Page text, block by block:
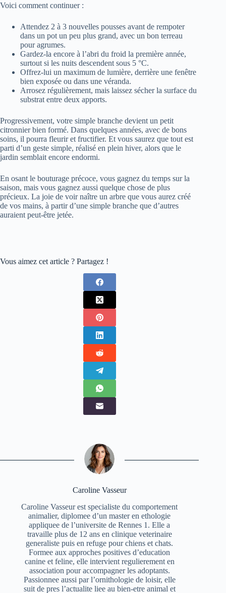
Voici comment continuer :
Attendez 2 à 3 nouvelles pousses avant de rempoter
dans un pot un peu plus grand, avec un bon terreau
pour agrumes.
Gardez-la encore à l’abri du froid la première année,
surtout si les nuits descendent sous 5 °C.
Offrez-lui un maximum de lumière, derrière une fenêtre
bien exposée ou dans une véranda.
Arrosez régulièrement, mais laissez sécher la surface du
substrat entre deux apports.
Progressivement, votre simple branche devient un petit
citronnier bien formé. Dans quelques années, avec de bons
soins, il pourra fleurir et fructifier. Et vous saurez que tout est
parti d’un geste simple, réalisé en plein hiver, alors que le
jardin semblait encore endormi.
En osant le bouturage précoce, vous gagnez du temps sur la
saison, mais vous gagnez aussi quelque chose de plus
précieux. La joie de voir naître un arbre que vous aurez créé
de vos mains, à partir d’une simple branche que d’autres
auraient peut-être jetée.
Vous aimez cet article ? Partagez !
Caroline Vasseur
Caroline Vasseur est specialiste du comportement
animalier, diplomee d’un master en ethologie
appliquee de l’universite de Rennes 1. Elle a
travaille plus de 12 ans en clinique veterinaire
generaliste puis en refuge pour chiens et chats.
Formee aux approches positives d’education
canine et feline, elle intervient regulierement en
association pour accompagner les adoptants.
Passionnee aussi par l’ornithologie de loisir, elle
suit de pres l’actualite liee au bien-etre animal et